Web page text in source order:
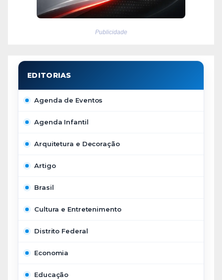
Publicidade
Agenda de Eventos
Agenda Infantil
Arquitetura e Decoração
Artigo
Brasil
Cultura e Entretenimento
Distrito Federal
Economia
Educação